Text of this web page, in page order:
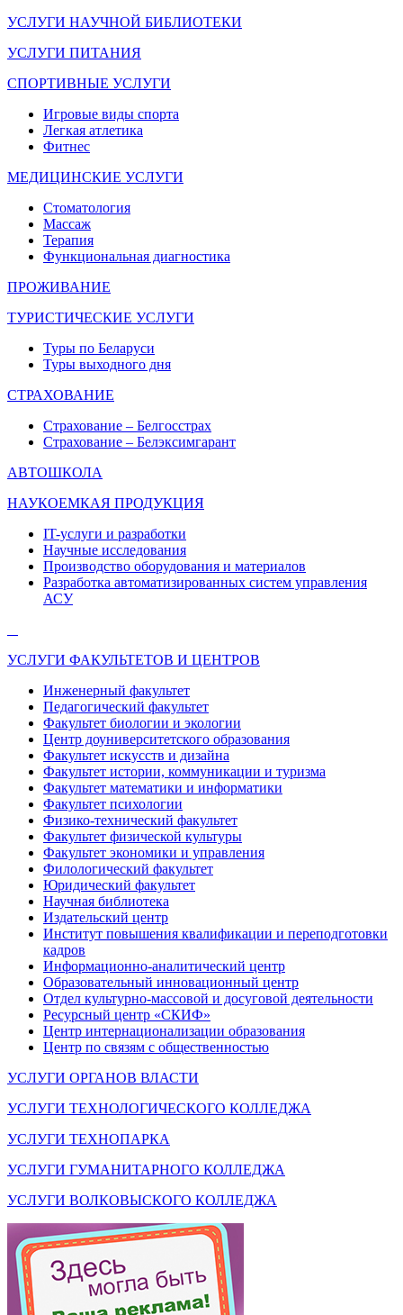
УСЛУГИ НАУЧНОЙ БИБЛИОТЕКИ
УСЛУГИ ПИТАНИЯ
СПОРТИВНЫЕ УСЛУГИ
Игровые виды спорта
Легкая атлетика
Фитнес
МЕДИЦИНСКИЕ УСЛУГИ
Стоматология
Массаж
Терапия
Функциональная диагностика
ПРОЖИВАНИЕ
ТУРИСТИЧЕСКИЕ УСЛУГИ
Туры по Беларуси
Туры выходного дня
СТРАХОВАНИЕ
Страхование – Белгосстрах
Страхование – Белэксимгарант
АВТОШКОЛА
НАУКОЕМКАЯ ПРОДУКЦИЯ
IT-услуги и разработки
Научные исследования
Производство оборудования и материалов
Разработка автоматизированных систем управления
АСУ
УСЛУГИ ФАКУЛЬТЕТОВ И ЦЕНТРОВ
Инженерный факультет
Педагогический факультет
Факультет биологии и экологии
Центр доуниверситетского образования
Факультет искусств и дизайна
Факультет истории, коммуникации и туризма
Факультет математики и информатики
Факультет психологии
Физико-технический факультет
Факультет физической культуры
Факультет экономики и управления
Филологический факультет
Юридический факультет
Научная библиотека
Издательский центр
Институт повышения квалификации и переподготовки
кадров
Информационно-аналитический центр
Образовательный инновационный центр
Отдел культурно-массовой и досуговой деятельности
Ресурсный центр «СКИФ»
Центр интернационализации образования
Центр по связям с общественностью
УСЛУГИ ОРГАНОВ ВЛАСТИ
УСЛУГИ ТЕХНОЛОГИЧЕСКОГО КОЛЛЕДЖА
УСЛУГИ ТЕХНОПАРКА
УСЛУГИ ГУМАНИТАРНОГО КОЛЛЕДЖА
УСЛУГИ ВОЛКОВЫСКОГО КОЛЛЕДЖА